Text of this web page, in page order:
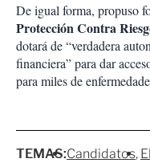
De igual forma, propuso
Protección Contra
dotará de “verdadera
financiera” para dar
para miles de
TEMAS:Candidatos